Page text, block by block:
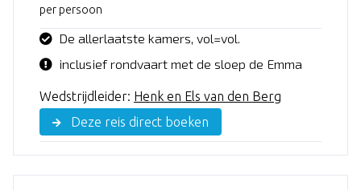
per persoon
De allerlaatste kamers, vol=vol.
inclusief rondvaart met de sloep de Emma
Wedstrijdleider: Henk en Els van den Berg
Deze reis direct boeken